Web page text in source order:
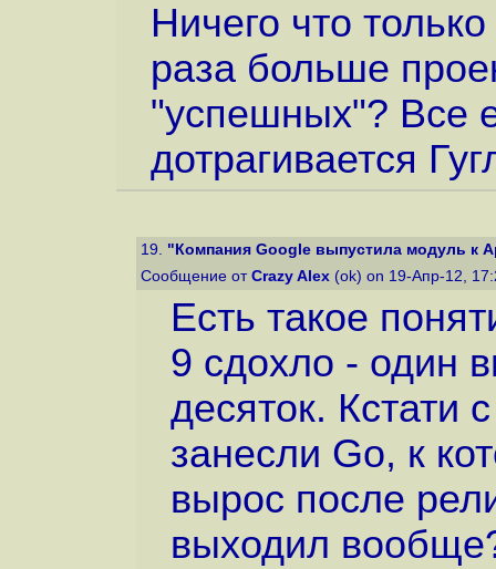
Ничего что
раза больше
"успешных"? Все
дотрагивается
19. "Компания Google выпустила модуль к
Сообщение от Crazy Alex (ok) on 19-Апр-12,
Есть такое
9 сдохло - один
десяток. Кстати
занесли Go, к
вырос после
выходил